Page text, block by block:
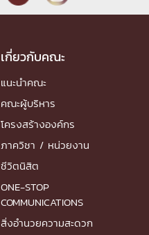
เกี่ยวกับคณะ
แนะนำคณะ
คณะผู้บริหาร
โครงสร้างองค์กร
ภาควิชา / หน่วยงาน
ชีวิตนิสิต
ONE-STOP
COMMUNICATIONS
สิ่งอำนวยความสะดวก